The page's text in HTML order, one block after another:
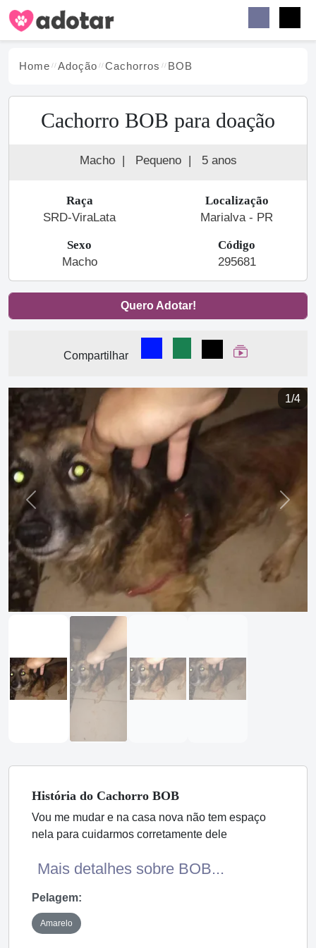
Home Adoção Cachorros BOB
Cachorro BOB para doação
Macho | Pequeno | 5 anos
Raça
SRD-ViraLata
Localização
Marialva - PR
Sexo
Macho
Código
295681
Quero Adotar!
Compartilhar
Compartilhar no Facebook
Compartilhar no
Compartilhar
Ver Web Story
1/4
Previous Next
História do Cachorro BOB
Vou me mudar e na casa nova não tem espaço
nela para cuidarmos corretamente dele
Mais detalhes sobre BOB...
Pelagem:
Amarelo